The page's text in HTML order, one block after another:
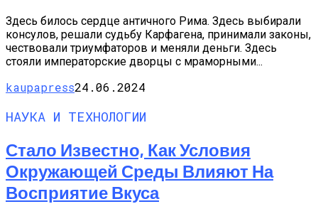
Здесь билось сердце античного Рима. Здесь выбирали
консулов, решали судьбу Карфагена, принимали законы,
чествовали триумфаторов и меняли деньги. Здесь
стояли императорские дворцы с мраморными...
kaupapress24.06.2024
НАУКА И ТЕХНОЛОГИИ
Стало Известно, Как Условия
Окружающей Среды Влияют На
Восприятие Вкуса